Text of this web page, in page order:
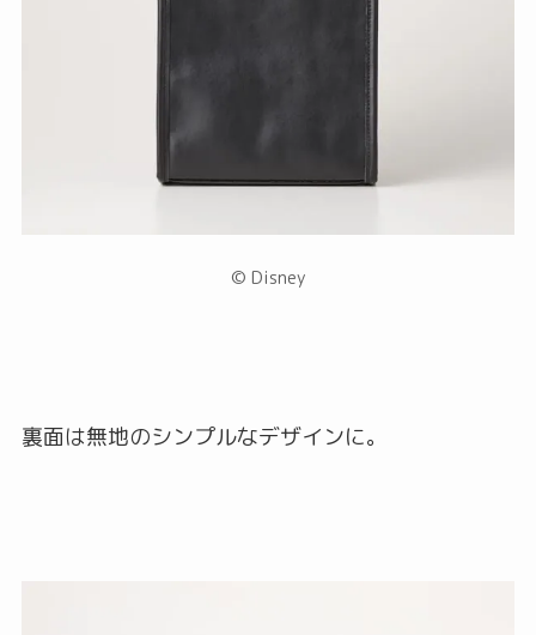
© Disney
裏面は無地のシンプルなデザインに。